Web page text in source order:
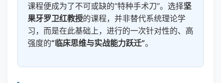
课程便成为了不可或缺的“特种手术刀”。选择坚
果牙罗卫红教授的课程，并非替代系统理论学
习，而是在此基础上，进行的一次针对性的、高
强度的“临床思维与实战能力跃迁”。